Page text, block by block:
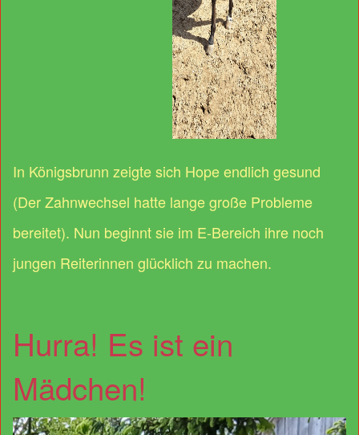
In Königsbrunn zeigte sich Hope endlich gesund
(Der Zahnwechsel hatte lange große Probleme
bereitet). Nun beginnt sie im E-Bereich ihre noch
jungen Reiterinnen glücklich zu machen.
Hurra! Es ist ein
Mädchen!